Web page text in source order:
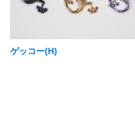
ゲッコー(H)